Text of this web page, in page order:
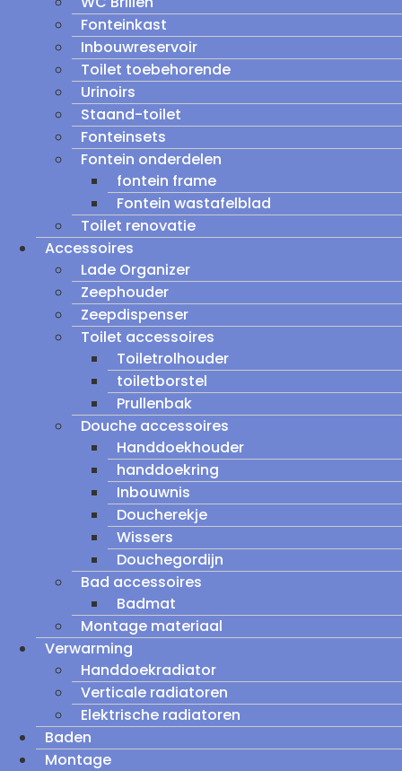
Fonteinkast
Inbouwreservoir
Toilet toebehorende
Urinoirs
Staand-toilet
Fonteinsets
Fontein onderdelen
fontein frame
Fontein wastafelblad
Toilet renovatie
Accessoires
Lade Organizer
Zeephouder
Zeepdispenser
Toilet accessoires
Toiletrolhouder
toiletborstel
Prullenbak
Douche accessoires
Handdoekhouder
handdoekring
Inbouwnis
Doucherekje
Wissers
Douchegordijn
Bad accessoires
Badmat
Montage materiaal
Verwarming
Handdoekradiator
Verticale radiatoren
Elektrische radiatoren
Baden
Montage